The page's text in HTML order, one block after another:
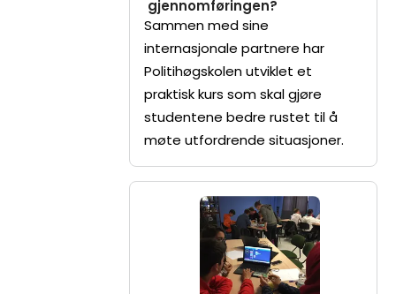
gjennomføringen?
Sammen med sine
internasjonale partnere har
Politihøgskolen utviklet et
praktisk kurs som skal gjøre
studentene bedre rustet til å
møte utfordrende situasjoner.